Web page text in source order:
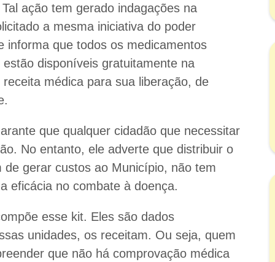
ação tem gerado indagações na
a mesma iniciativa do poder
informa que todos os medicamentos
disponíveis gratuitamente na
médica para sua liberação, de
que qualquer cidadão que necessitar
No entanto, ele adverte que distribuir o
gerar custos ao Município, não tem
eficácia no combate à doença.
esse kit. Eles são dados
unidades, os receitam. Ou seja, quem
que não há comprovação médica